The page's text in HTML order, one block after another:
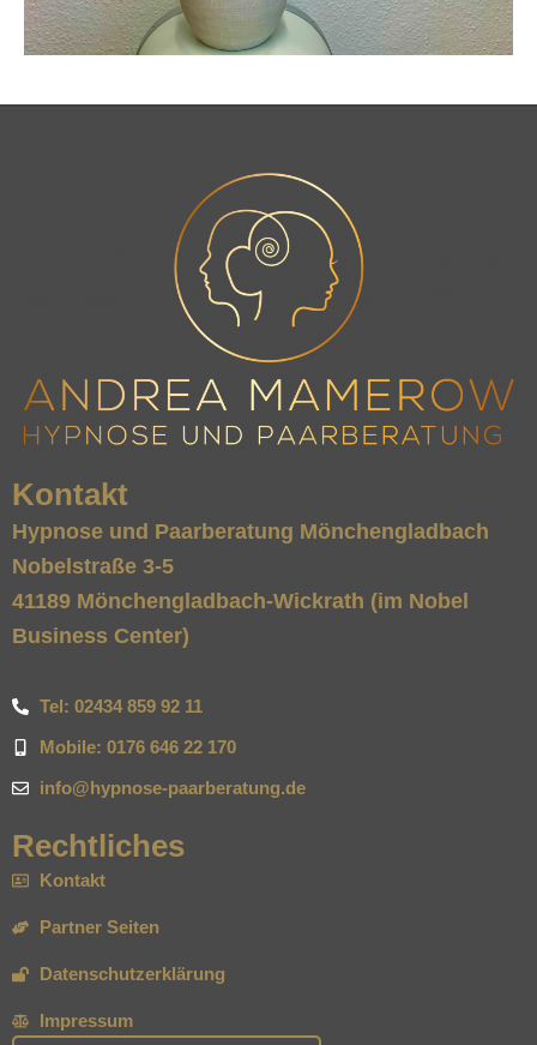
Kontakt
Hypnose und Paarberatung Mönchengladbach
Nobelstraße 3-5
41189 Mönchengladbach-Wickrath (im Nobel
Business Center)
Tel: 02434 859 92 11
Mobile: 0176 646 22 170
info@hypnose-paarberatung.de
Rechtliches
Kontakt
Partner Seiten
Datenschutzerklärung
Impressum